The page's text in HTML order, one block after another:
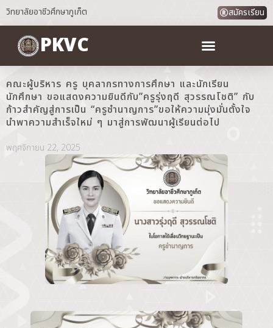
วิทยาลัยอาชีวศึกษาภูเก็ต สมัครเรียน
PKVC
คณะผู้บริหาร ครู บุคลากรทางการศึกษา และนักเรียน
นักศึกษา ขอแสดงความยินดีกับ”ครูรุ่งฤดี สุวรรณโชติ” กับ
ก้าวสำคัญสู่การเป็น “ครูชำนาญการ”ขอให้ความมุ่งมั่นตั้งใจ
นำพาความสำเร็จใหม่ ๆ มาสู่การพัฒนาผู้เรียนต่อไป
พฤศจิกายน 22, 2025